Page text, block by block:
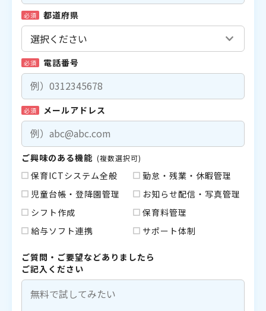
必須 都道府県
必須 電話番号
必須 メールアドレス
ご興味のある機能 (複数選択可)
保育ICTシステム全般
勤怠・残業・休暇管理
児童台帳・登降園管理
お知らせ配信・写真管理
シフト作成
保育料管理
給与ソフト連携
サポート体制
ご質問・ご要望などありましたら
ご記入ください